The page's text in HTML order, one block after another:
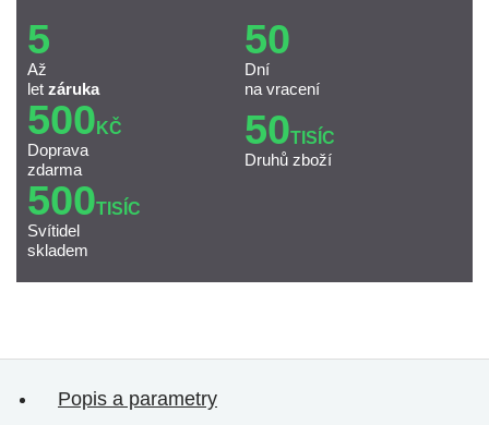
5
Až
let záruka
50
Dní
na vracení
500 KČ
Doprava
zdarma
50TISÍC
Druhů zboží
500TISÍC
Svítidel
skladem
Popis a parametry